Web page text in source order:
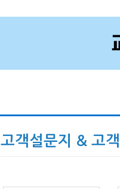
고객설문지 & 고